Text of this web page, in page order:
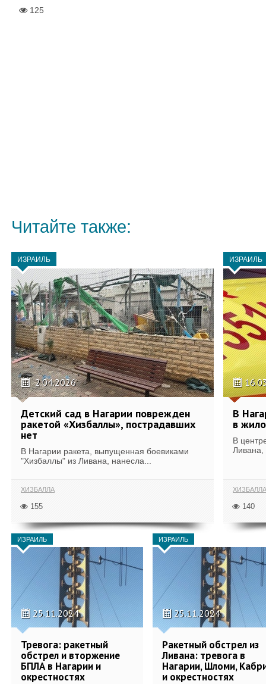
125
Читайте также:
ИЗРАИЛЬ
2.04.2026
Детский сад в Нагарии поврежден
ракетой «Хизбаллы», пострадавших
нет
В Нагарии ракета, выпущенная боевиками
"Хизбаллы" из Ливана, нанесла...
ХИЗБАЛЛА
155
ИЗРАИЛЬ
В
в
В
ХИЗБАЛЛА
140
ИЗРАИЛЬ
25.11.2024
Тревога: ракетный
обстрел и вторжение
БПЛА в Нагарии и
окрестностях
ИЗРАИЛЬ
25.11.2024
Ракетный обстрел из
Ливана: тревога в
Нагарии, Шломи,
и окрестностях